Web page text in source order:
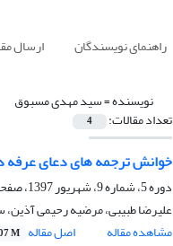
راهنمای نویسندگان ارسال
نویسنده =سید مهدی مسبوق
تعداد مقالات: 4
خوانش ترجمه های دعای عرفه
دوره 5، شماره 9، شهریور 1397، صفحه
علیرضا طبیبی، مرضیه رحیمی
مشاهده مقاله
اصل مقاله M